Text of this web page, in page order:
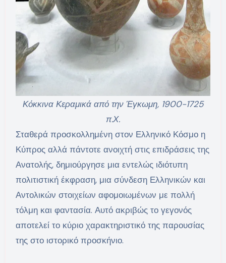
Κόκκινα Κεραμικά από την Έγκωμη, 1900-1725
π.Χ.
Σταθερά προσκολλημένη στον Ελληνικό Κόσμο η
Κύπρος αλλά πάντοτε ανοιχτή στις επιδράσεις της
Ανατολής, δημιούργησε μια εντελώς ιδιότυπη
πολιτιστική έκφραση, μια σύνδεση Ελληνικών και
Αντολικών στοιχείων αφομοιωμένων με πολλή
τόλμη και φαντασία. Αυτό ακριβώς το γεγονός
αποτελεί το κύριο χαρακτηριστικό της παρουσίας
της στο ιστορικό προσκήνιο.